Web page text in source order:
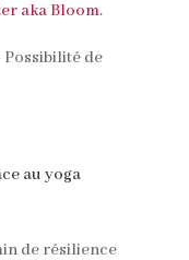
aka Bloom.
Possibilité de
au yoga
de résilience